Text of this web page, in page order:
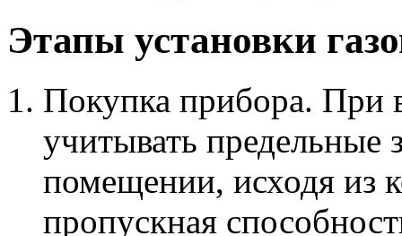
Этапы установки
Покупка прибора. При
учитывать предельные
помещении, исходя из
пропускная